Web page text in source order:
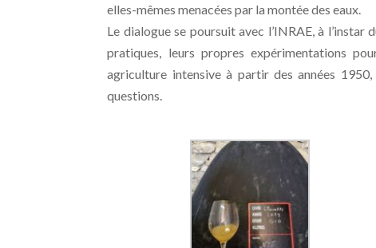
elles-mêmes menacées par la montée des eaux.
Le dialogue se poursuit avec l’INRAE, à
pratiques, leurs propres expérimentations
agriculture intensive à partir des années
questions.